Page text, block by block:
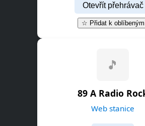
Otevřít přehrávač
☆ Přidat k oblíbeným
🎵
89 A Radio
Web stanice